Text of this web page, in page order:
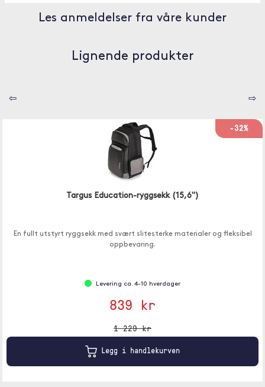
Les anmeldelser fra våre kunder
Lignende produkter
⇦ ⇨
-32%
Targus Education-ryggsekk (15,6")
En fullt utstyrt ryggsekk med svært slitesterke materialer og fleksibel
oppbevaring.
Levering ca. 4-10 hverdager
839 kr
1 229 kr
Legg i handlekurven